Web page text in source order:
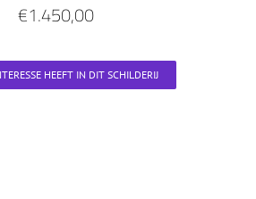
€1.450,00
HEEFT IN DIT SCHILDERIJ